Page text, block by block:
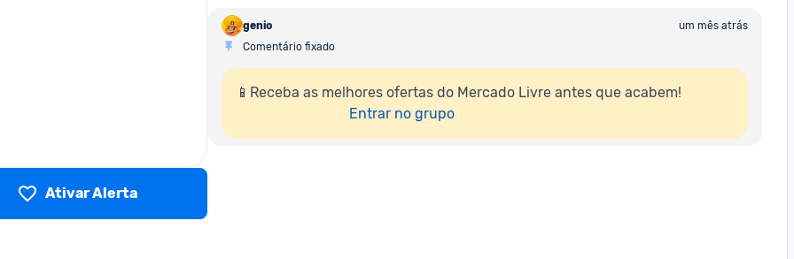
Ativar Alerta
genio
um mês atrás
Comentário fixado
📱Receba as melhores ofertas do Mercado Livre antes que acabem!
Entrar no grupo